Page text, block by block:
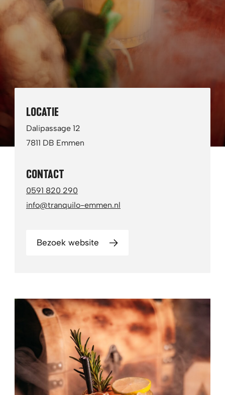
een mini-vakantie. Denk aan tropische muziek,
warme verlichting en een bar waar aandacht
voor smaak en beleving vooropstaat. Perfect
voor een zwoele zomeravond of een gezellige
borrel met vrienden.
LOCATIE
Dalipassage 12
7811 DB Emmen
CONTACT
0591 820 290
info@tranquilo-emmen.nl
Bezoek website